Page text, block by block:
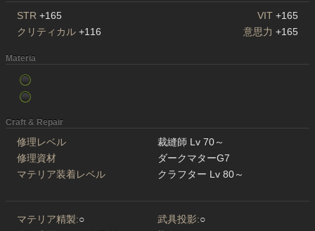
STR +165 VIT +165
クリティカル +116 意思力 +165
Materia
Craft & Repair
修理レベル
裁縫師 Lv 70～
修理資材
ダークマターG7
マテリア装着レベル
クラフター Lv 80～
マテリア精製:○ 武具投影:○